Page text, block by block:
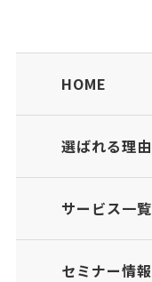
HOME
選ばれる理由
サービス一覧
セミナー情報